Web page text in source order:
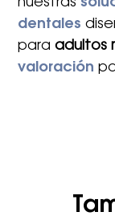
nuestras
dentales
paraadultos
valoración